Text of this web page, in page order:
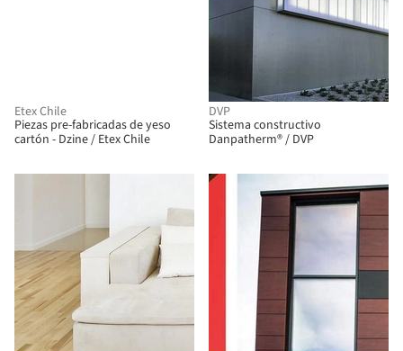
Etex Chile
Piezas pre-fabricadas de yeso
cartón - Dzine / Etex Chile
DVP
Sistema constructivo
Danpatherm® / DVP